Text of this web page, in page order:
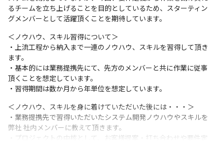
るチームを立ち上げることを目的としているため、スターティン
グメンバーとして活躍頂くことを期待しています。
＜ノウハウ、スキル習得について＞
・上流工程から納入まで一連のノウハウ、スキルを習得して頂き
ます。
・基本的には業務提携先にて、先方のメンバーと共に作業に従事
頂くことを想定しています。
・習得期間は数か月から年単位を想定しています。
＜ノウハウ、スキルを身に着けていただいた後には・・・＞
・業務提携先で習得いただいたシステム開発ノウハウやスキルを
弊社 社内メンバーに教えて頂きます。
・プロジェクトの中核として、お客様提案・打ち合わせや要件定